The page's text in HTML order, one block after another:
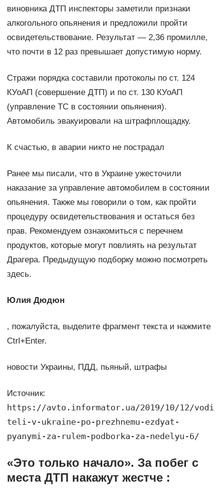
виновника ДТП инспекторы заметили признаки
алкогольного опьянения и предложили пройти
освидетельствование. Результат — 2,36 промилле,
что почти в 12 раз превышает допустимую норму.
Стражи порядка составили протоколы по ст. 124
КУоАП (совершение ДТП) и по ст. 130 КУоАП
(управление ТС в состоянии опьянения).
Автомобиль эвакуировали на штрафплощадку.
К счастью, в аварии никто не пострадал
Ранее мы писали, что в Украине ужесточили
наказание за управление автомобилем в состоянии
опьянения. Также мы говорили о том, как пройти
процедуру освидетельствования и остаться без
прав. Рекомендуем ознакомиться с перечнем
продуктов, которые могут повлиять на результат
Драгера. Предыдущую подборку можно посмотреть
здесь.
Юлия Дюдюн
, пожалуйста, выделите фрагмент текста и нажмите
Ctrl+Enter.
новости Украины, ПДД, пьяный, штрафы
Источник:
https://avto.informator.ua/2019/10/12/vodi
teli-v-ukraine-po-prezhnemu-ezdyat-
pyanymi-za-rulem-podborka-za-nedelyu-6/
«Это только начало». За побег с
места ДТП накажут жестче :